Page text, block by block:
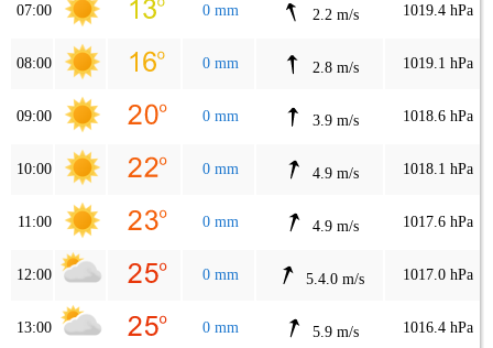
07:00 0 mm 2.2 m/s 1019.4 hPa
08:00 0 mm 2.8 m/s 1019.1 hPa
09:00 0 mm 3.9 m/s 1018.6 hPa
10:00 0 mm 4.9 m/s 1018.1 hPa
11:00 0 mm 4.9 m/s 1017.6 hPa
12:00 0 mm 5.4.0 m/s 1017.0 hPa
13:00 0 mm 5.9 m/s 1016.4 hPa